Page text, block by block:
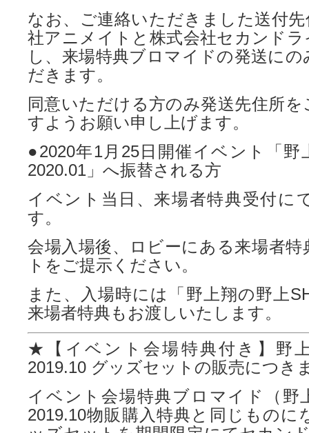
なお、ご連絡いただきました送付
社アニメイトと株式会社セカンド
し、来場特典ブロマイドの発送に
だきます。
同意いただける方のみ発送先住所
すようお願い申し上げます。
●2020年1月25日開催イベント「野
2020.01」へ振替される方
イベント当日、来場者特典受付に
す。
会場入場後、ロビーにある来場者
トをご提示ください。
また、入場時には「野上翔の野上
来場者特典もお渡しいたします。
★【イベント会場特典付き】野
2019.10 グッズセットの販売につき
イベント会場特典ブロマイド（野
2019.10物販購入特典と同じものに